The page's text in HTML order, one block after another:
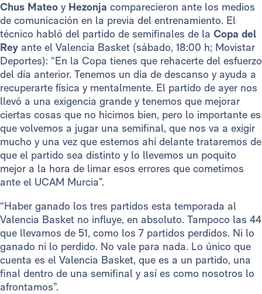
Chus Mateo y Hezonja comparecieron ante los medios
de comunicación en la previa del entrenamiento. El
técnico habló del partido de semifinales de la Copa del
Rey ante el Valencia Basket (sábado, 18:00 h; Movistar
Deportes): “En la Copa tienes que rehacerte del esfuerzo
del día anterior. Tenemos un día de descanso y ayuda a
recuperarte física y mentalmente. El partido de ayer nos
llevó a una exigencia grande y tenemos que mejorar
ciertas cosas que no hicimos bien, pero lo importante es
que volvemos a jugar una semifinal, que nos va a exigir
mucho y una vez que estemos ahí delante trataremos de
que el partido sea distinto y lo llevemos un poquito
mejor a la hora de limar esos errores que cometimos
ante el UCAM Murcia”.
“Haber ganado los tres partidos esta temporada al
Valencia Basket no influye, en absoluto. Tampoco las 44
que llevamos de 51, como los 7 partidos perdidos. Ni lo
ganado ni lo perdido. No vale para nada. Lo único que
cuenta es el Valencia Basket, que es a un partido, una
final dentro de una semifinal y así es como nosotros lo
afrontamos”.